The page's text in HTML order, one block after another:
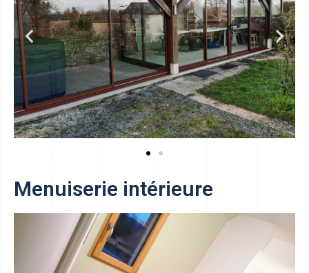
Menuiserie intérieure